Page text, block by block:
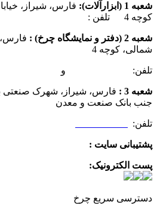
شعبه 1 (ابزارآلات):
فارس، شیراز،
کوچه 4 تلفن :
شعبه 2 (دفتر و نمایشگاه چرخ) :
فارس،
شمالی، کوچه 4
تلفن: و
شعبه 3 :
فارس، شیراز، شهرک صنعتی
جنب بانک صنعت و معدن
تلفن:
پشتیبانی سایت :
پست الکترونیک:
دسترسی سریع چرخ